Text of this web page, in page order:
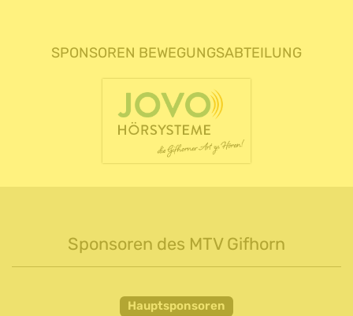
SPONSOREN BEWEGUNGSABTEILUNG
Sponsoren des MTV Gifhorn
Hauptsponsoren